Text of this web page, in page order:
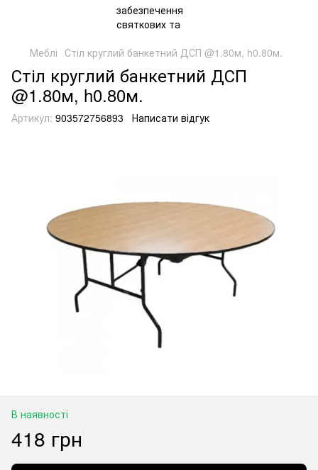
Меблі Стіл круглий банкетний ДСП @1.80м, h0.80м.
Стіл круглий банкетний ДСП
@1.80м, h0.80м.
Артикул: 903572756893 Написати відгук
В наявності
418 грн